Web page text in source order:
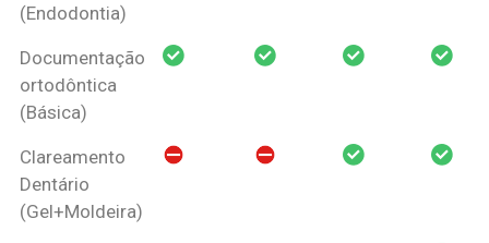
(Endodontia)
Documentação
ortodôntica
(Básica)
Clareamento
Dentário
(Gel+Moldeira)